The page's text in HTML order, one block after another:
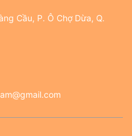
Cầu, P. Ô Chợ Dừa, Q.